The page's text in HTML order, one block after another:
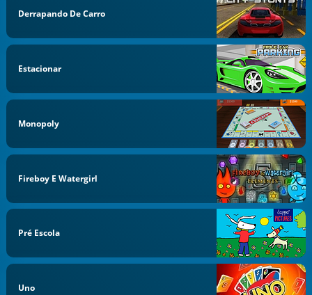
Derrapando De Carro
Estacionar
Monopoly
Fireboy E Watergirl
Pré Escola
Uno